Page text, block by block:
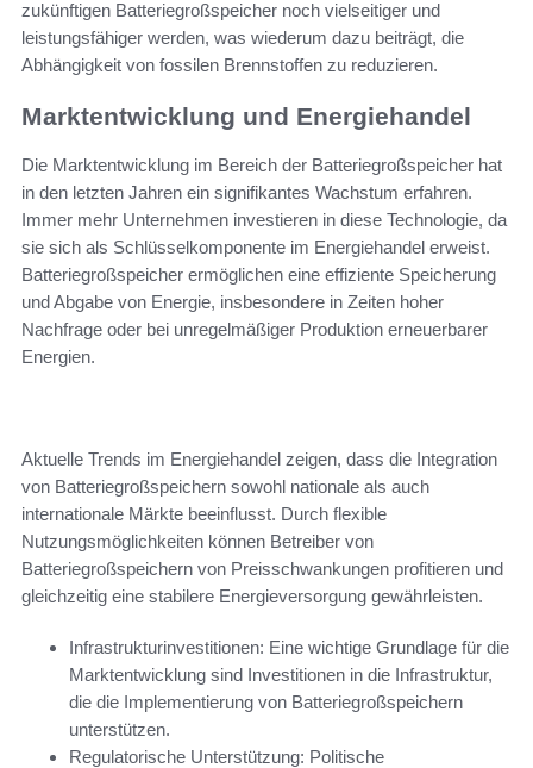
zukünftigen Batteriegroßspeicher noch vielseitiger und
leistungsfähiger werden, was wiederum dazu beiträgt, die
Abhängigkeit von fossilen Brennstoffen zu reduzieren.
Marktentwicklung und Energiehandel
Die Marktentwicklung im Bereich der Batteriegroßspeicher hat
in den letzten Jahren ein signifikantes Wachstum erfahren.
Immer mehr Unternehmen investieren in diese Technologie, da
sie sich als Schlüsselkomponente im Energiehandel erweist.
Batteriegroßspeicher ermöglichen eine effiziente Speicherung
und Abgabe von Energie, insbesondere in Zeiten hoher
Nachfrage oder bei unregelmäßiger Produktion erneuerbarer
Energien.
Aktuelle Trends im Energiehandel zeigen, dass die Integration
von Batteriegroßspeichern sowohl nationale als auch
internationale Märkte beeinflusst. Durch flexible
Nutzungsmöglichkeiten können Betreiber von
Batteriegroßspeichern von Preisschwankungen profitieren und
gleichzeitig eine stabilere Energieversorgung gewährleisten.
Infrastrukturinvestitionen: Eine wichtige Grundlage für die
Marktentwicklung sind Investitionen in die Infrastruktur,
die die Implementierung von Batteriegroßspeichern
unterstützen.
Regulatorische Unterstützung: Politische